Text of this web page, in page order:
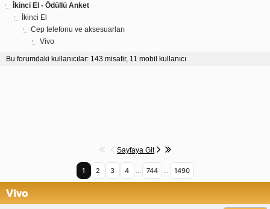
İkinci El - Ödüllü Anket
İkinci El
Cep telefonu ve aksesuarları
Vivo
Bu forumdaki kullanıcılar: 143 misafir, 11 mobil kullanıcı
Sayfaya Git
1 2 3 4 … 744 … 1490
Vivo